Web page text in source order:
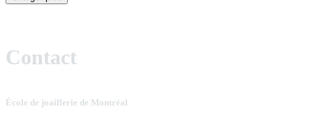
Contact
École de joaillerie de Montréal